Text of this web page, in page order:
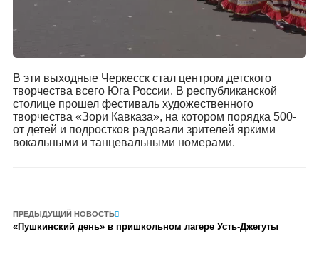
В эти выходные Черкесск стал центром детского
творчества всего Юга России. В республиканской
столице прошел фестиваль художественного
творчества «Зори Кавказа», на котором порядка 500-
от детей и подростков радовали зрителей яркими
вокальными и танцевальными номерами.
ПРЕДЫДУЩИЙ НОВОСТЬ
«Пушкинский день» в пришкольном лагере Усть-Джегуты